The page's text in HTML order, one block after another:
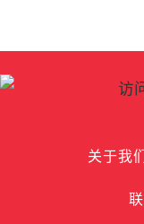
关于我